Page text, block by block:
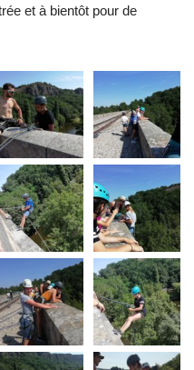
et à bientôt pour de